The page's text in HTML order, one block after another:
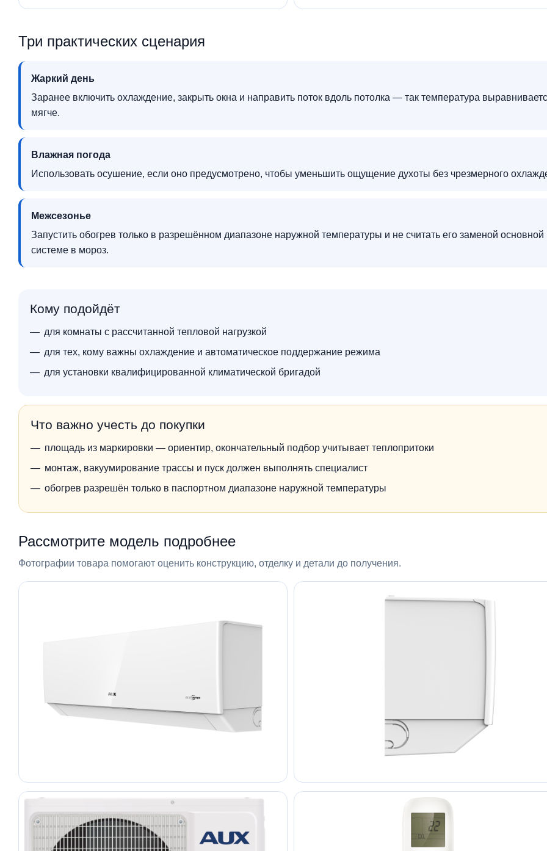
Три практических сценария
Жаркий день
Заранее включить охлаждение, закрыть окна и направить поток вдоль потолка — так температура
мягче.
Влажная погода
Использовать осушение, если оно предусмотрено, чтобы уменьшить ощущение духоты без чрезмерного
Межсезонье
Запустить обогрев только в разрешённом диапазоне наружной температуры и не считать его заменой основной
системе в мороз.
Кому подойдёт
для комнаты с рассчитанной тепловой нагрузкой
для тех, кому важны охлаждение и автоматическое поддержание режима
для установки квалифицированной климатической бригадой
Что важно учесть до покупки
площадь из маркировки — ориентир, окончательный подбор учитывает теплопритоки
монтаж, вакуумирование трассы и пуск должен выполнять специалист
обогрев разрешён только в паспортном диапазоне наружной температуры
Рассмотрите модель подробнее
Фотографии товара помогают оценить конструкцию, отделку и детали до получения.